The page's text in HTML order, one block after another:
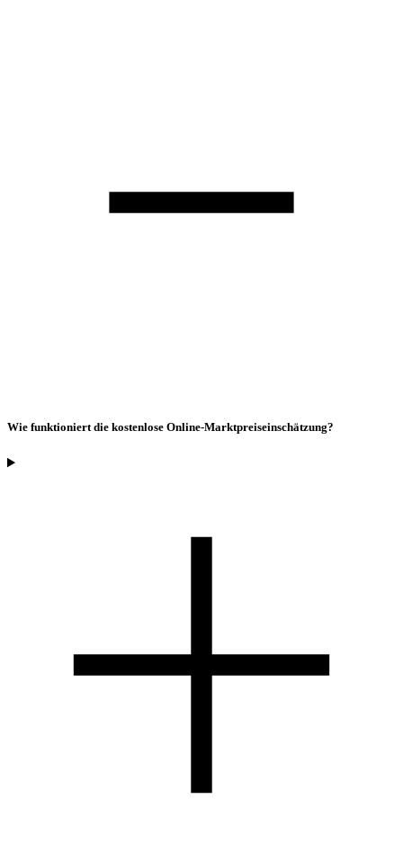
Wie funktioniert die kostenlose Online-Marktpreiseinschätzung?